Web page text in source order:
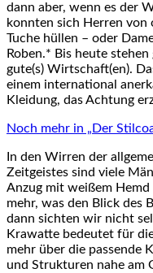
dann aber, wenn es der
konnten sich Herren von
Tuche hüllen – oder
Roben.* Bis heute
gute(s) Wirtschaft(en).
einem international
Kleidung, das Achtung
Noch mehr in „Der
In den Wirren der
Zeitgeistes sind viele
Anzug mit weißem
mehr, was den Blick des
dann sichten wir nicht
Krawatte bedeutet für
mehr über die passende
und Strukturen nahe am